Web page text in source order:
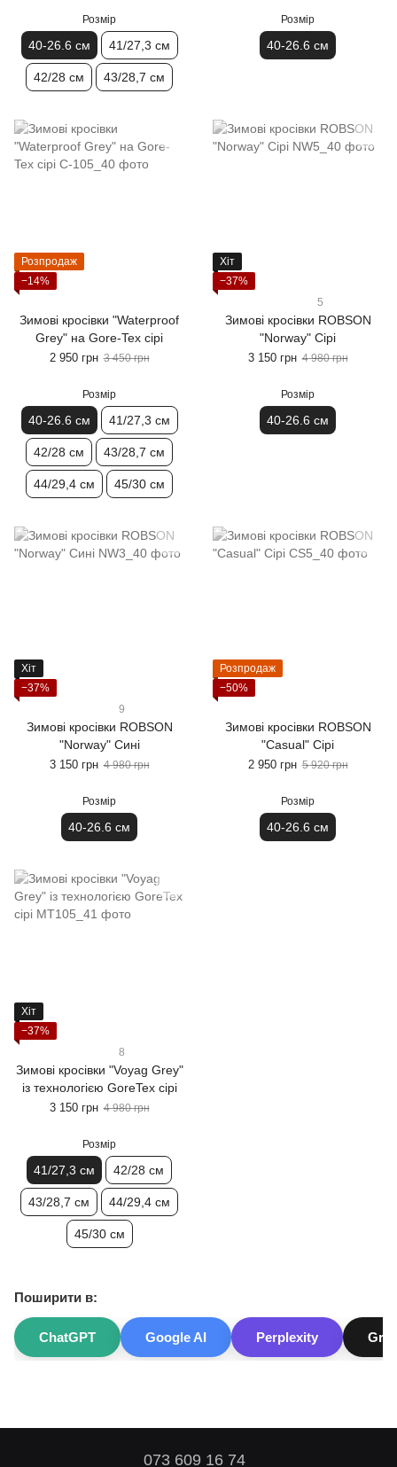
Розмір
40-26.6 см 41/27,3 см
42/28 см 43/28,7 см
Розмір
40-26.6 см
Розпродаж
−14%
Зимові кросівки "Waterproof
Grey" на Gore-Tex сірі
2 950 грн 3 450 грн
Розмір
40-26.6 см 41/27,3 см
42/28 см 43/28,7 см
44/29,4 см 45/30 см
Хіт
−37%
5
Зимові кросівки ROBSON
"Norway" Сірі
3 150 грн 4 980 грн
Розмір
40-26.6 см
Хіт
−37%
9
Зимові кросівки ROBSON
"Norway" Сині
3 150 грн 4 980 грн
Розмір
40-26.6 см
Розпродаж
−50%
Зимові кросівки ROBSON
"Casual" Сірі
2 950 грн 5 920 грн
Розмір
40-26.6 см
Хіт
−37%
8
Зимові кросівки "Voyag Grey"
із технологією GoreTex сірі
3 150 грн 4 980 грн
Розмір
41/27,3 см 42/28 см
43/28,7 см 44/29,4 см
45/30 см
Поширити в:
ChatGPT Google AI Perplexity
073 609 16 74